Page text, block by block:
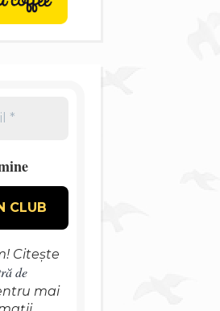
Citește
de
mai